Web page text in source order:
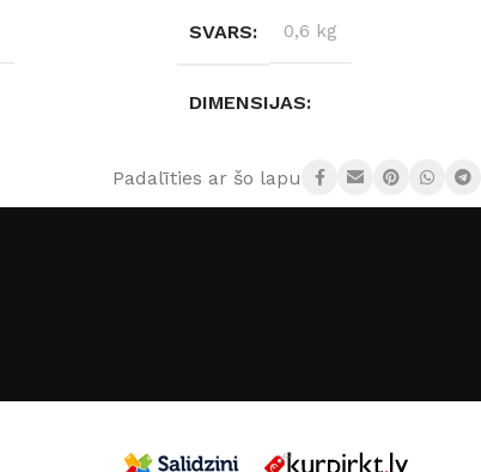
SVARS 0,6 kg
DIMENSIJAS
280 × 2 × 2 cm
Padalīties ar šo lapu: